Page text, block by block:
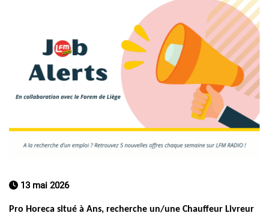
13 mai 2026
Pro Horeca situé à Ans, recherche un/une Chauffeur Livreur